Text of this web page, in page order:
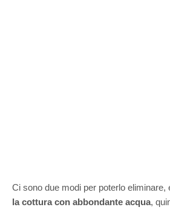
Ci sono due modi per poterlo eliminare,
la cottura con abbondante acqua,